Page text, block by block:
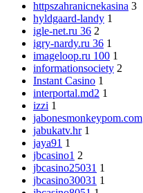
httpszahranicnekasina 3
hyldgaard-landy 1
igle-net.ru 36 2
igry-nardy.ru 36 1
imageloop.ru 100 1
informationsociety 2
Instant Casino 1
interportal.md2 1
izzi 1
jabonesmonkeypom.com
jabukatv.hr 1
jaya91 1
jbcasino1 2
jbcasino25031 1
jbcasino30031 1